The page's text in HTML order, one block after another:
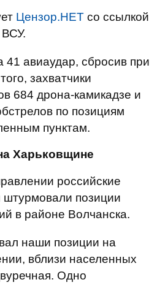
Цензор.НЕТ со ссылкой
авиаудар, сбросив при
захватчики
684 дрона-камикадзе и
по позициям
пунктам.
Харьковщине
российские
позиции
в районе Волчанска.
наши позиции на
вблизи населенных
Одно